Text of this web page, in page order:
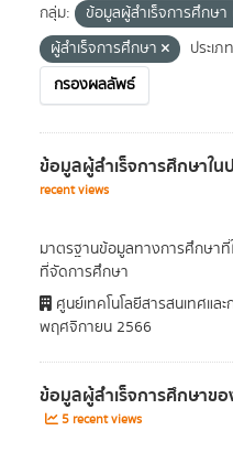
กลุ่ม: ข้อมูลผู้สำเร็จการศึกษา
ผู้สำเร็จการศึกษา
ประเ
กรองผลลัพธ์
ข้อมูลผู้สำเร็จการศึกษาใน
recent views
มาตรฐานข้อมูลทางการศึกษา
ที่จัดการศึกษา
ศูนย์เทคโนโลยีสารสนเทศแล
พฤศจิกายน 2566
ข้อมูลผู้สำเร็จการศึกษาขอ
5 recent views